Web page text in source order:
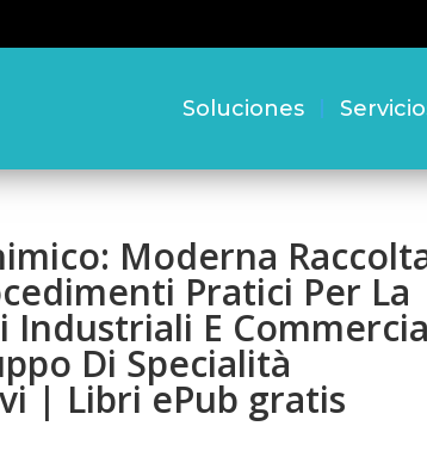
Soluciones
Moderna
Pratici Per La
Industriali E
Di Specialità
| Libri ePub gratis